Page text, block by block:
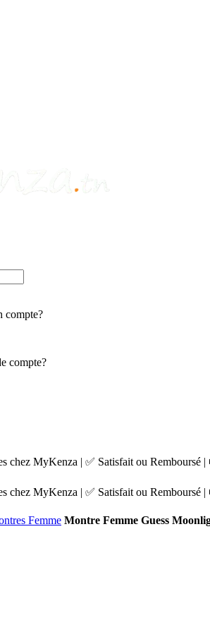
compte?
compte?
chez MyKenza | ✅ Satisfait ou
chez MyKenza | ✅ Satisfait ou
Femme Montre Femme Guess